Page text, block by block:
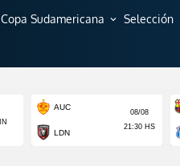
Copa Sudamericana expand_more Selección